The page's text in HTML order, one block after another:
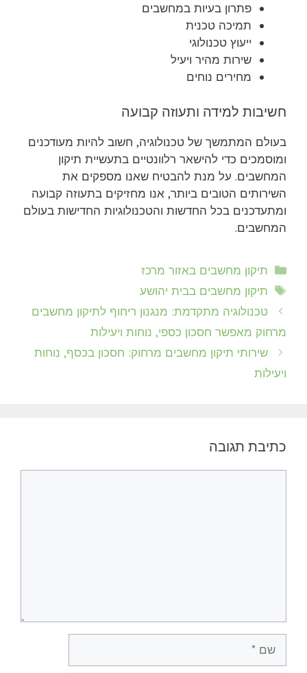
פתרון בעיות במחשבים
תמיכה טכנית
ייעוץ טכנולוגי
שירות מהיר ויעיל
מחירים נוחים
חשיבות למידה ותעוזה קבועה
בעולם המתמשך של טכנולוגיה, חשוב להיות מעודכנים
ומוסמכים כדי להישאר רלוונטיים בתעשיית תיקון
המחשבים. על מנת להבטיח שאנו מספקים את
השירותים הטובים ביותר, אנו מחזיקים בתעוזה קבועה
ומתעדכנים בכל החדשות והטכנולוגיות החדישות בעולם
המחשבים.
קטגוריות
תיקון מחשבים באזור מרכז
תגיות
תיקון מחשבים בבית יהושע
טכנולוגיה מתקדמת: מנגנון ריחוף לתיקון מחשבים
מרחוק מאפשר חסכון כספי, נוחות ויעילות
שירותי תיקון מחשבים מרחוק: חסכון בכסף, נוחות
ויעילות
כתיבת תגובה